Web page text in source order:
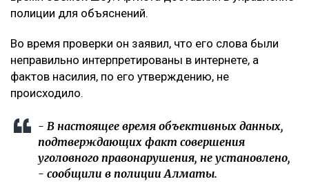
полиции для объяснений.
Во время проверки он заявил, что его слова были
неправильно интерпретированы в интернете, а
фактов насилия, по его утверждению, не
происходило.
- В настоящее время объективных данных,
подтверждающих факт совершения
уголовного правонарушения, не установлено,
- сообщили в полиции Алматы.